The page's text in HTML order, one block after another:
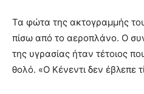
Τα φώτα της ακτογραμμής
πίσω από το αεροπλάνο. Ο
της υγρασίας ήταν τέτοιος
θολό. «Ο Κένεντι δεν έβλεπε